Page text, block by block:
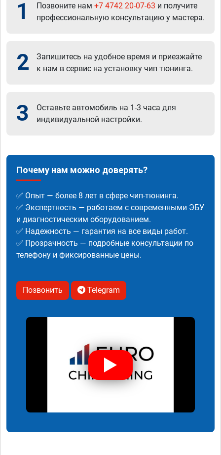
1 Позвоните нам +7 4742 20-07-63 и получите
профессиональную консультацию у мастера.
2
Запишитесь на удобное время и приезжайте
к нам в сервис на установку чип тюнинга.
3
Оставьте автомобиль на 1-3 часа для
индивидуальной настройки.
Почему нам можно доверять?
✅ Опыт — более 8 лет в сфере чип-тюнинга.
✅ Экспертность — работаем с современными ЭБУ
и диагностическим оборудованием.
✅ Надежность — гарантия на все виды работ.
✅ Прозрачность — подробные консультации по
телефону и фиксированные цены.
Позвонить Telegram